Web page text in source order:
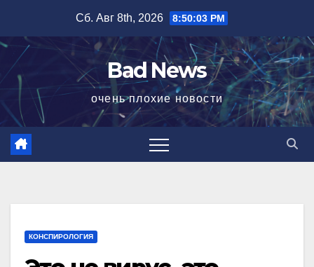
содержимому
Сб. Авг 8th, 2026 8:50:03 PM
Bad News
очень плохие новости
КОНСПИРОЛОГИЯ